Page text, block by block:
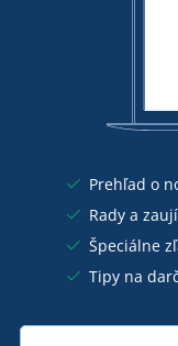
Prehľad o
Rady a
Špeciálne
Tipy na